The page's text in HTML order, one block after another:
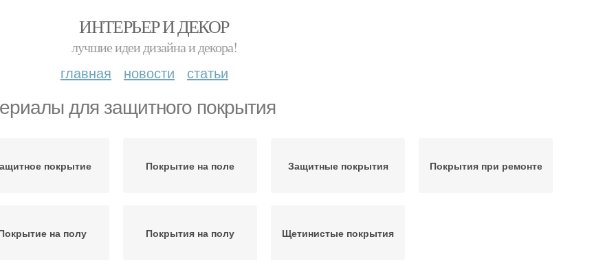
ИНТЕРЬЕР И ДЕКОР
лучшие идеи дизайна и декора!
главная новости статьи
для защитного покрытия
покрытие Покрытие на поле Защитные покрытия Покрытия при ремонте
на полу Покрытия на полу Щетинистые покрытия